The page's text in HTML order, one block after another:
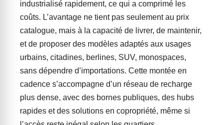
industrialisé rapidement, ce qui a comprimé les
coûts. L’avantage ne tient pas seulement au prix
catalogue, mais à la capacité de livrer, de maintenir,
et de proposer des modèles adaptés aux usages
urbains, citadines, berlines, SUV, monospaces,
sans dépendre d’importations. Cette montée en
cadence s’accompagne d’un réseau de recharge
plus dense, avec des bornes publiques, des hubs
rapides et des solutions en copropriété, même si